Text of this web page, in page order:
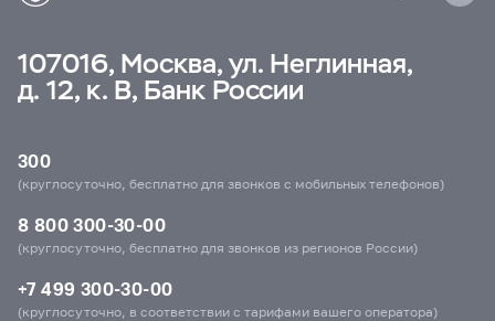
107016, Москва, ул. Неглинная,
д. 12, к. В, Банк России
300
(круглосуточно, бесплатно для звонков с мобильных телефонов)
8 800 300-30-00
(круглосуточно, бесплатно для звонков из регионов России)
+7 499 300-30-00
(круглосуточно, в соответствии с тарифами вашего оператора)